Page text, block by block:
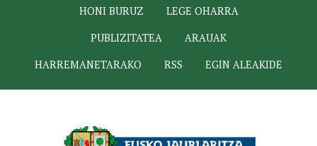
HONI BURUZ
LEGE OHARRA
PUBLIZITATEA
ARAUAK
HARREMANETARAKO
RSS EGIN ALEAKIDE